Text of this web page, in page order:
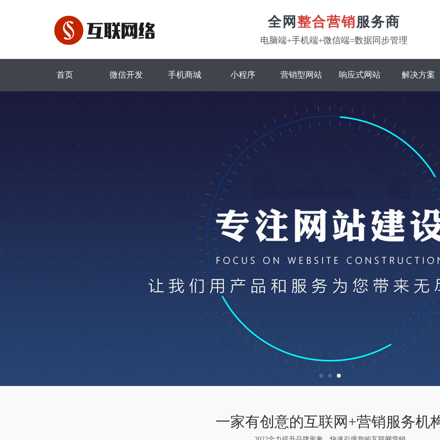
全网 整合营销服务商
电脑端+手机端+微信端=数据同步管理
首页 微信开发 手机商城 小程序 营销型网站 响应式网站 解决方案
一家有创意的互联网+营销服务机